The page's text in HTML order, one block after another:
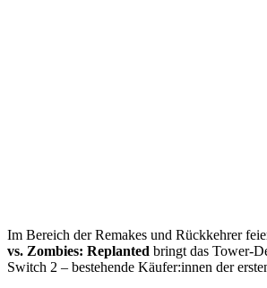
Im Bereich der Remakes und Rückkehrer
vs. Zombies: Replanted bringt das Tower-
Switch 2 – bestehende Käufer:innen der